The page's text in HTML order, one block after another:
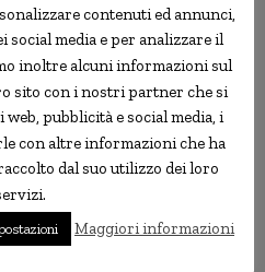
più strane
è il blog che dal 2003
fatti imbarazzanti,
assurdi, ricerche
insolite.
contenuti ed annunci,
media e per analizzare il
inoltre alcuni informazioni sul
sito con i nostri partner che si
pubblicità e social media, i
con altre informazioni che ha
dal suo utilizzo dei loro
Maggiori informazioni